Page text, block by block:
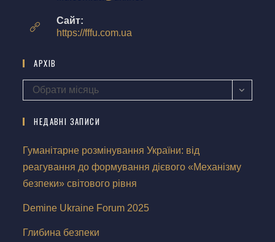
Сайт:
https://fffu.com.ua
АРХІВ
Обрати місяць
НЕДАВНІ ЗАПИСИ
Гуманітарне розмінування України: від
реагування до формування дієвого «Механізму
безпеки» світового рівня
Demine Ukraine Forum 2025
Глибина безпеки